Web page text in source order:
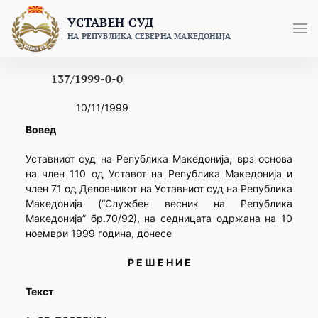
content
УСТАВЕН СУД
НА РЕПУБЛИКА СЕВЕРНА МАКЕДОНИЈА
137/1999-0-0
10/11/1999
Вовед
Уставниот суд на Република Македонија, врз основа
на член 110 од Уставот на Република Македонија и
член 71 од Деловникот на Уставниот суд на Република
Македонија (“Службен весник на Република
Македонија” бр.70/92), на седницата одржана на 10
ноември 1999 година, донесе
Р Е Ш Е Н И Е
Текст